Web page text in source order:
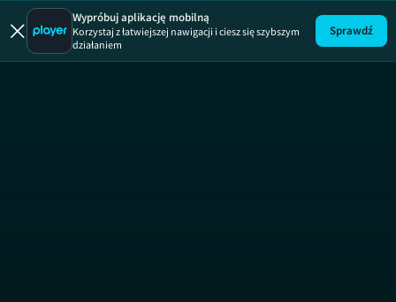
Wypróbuj aplikację mobilną
Korzystaj z łatwiejszej nawigacji i ciesz się szybszym
działaniem
Sprawdź